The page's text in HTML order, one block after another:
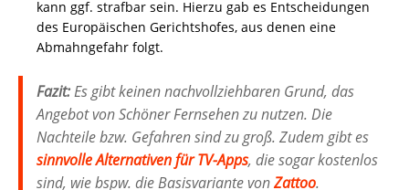
kann ggf. strafbar sein. Hierzu gab es Entscheidungen
des Europäischen Gerichtshofes, aus denen eine
Abmahngefahr folgt.
Fazit:Es gibt keinen nachvollziehbaren Grund, das
Angebot von Schöner Fernsehen zu nutzen. Die
Nachteile bzw. Gefahren sind zu groß. Zudem gibt es
sinnvolle Alternativen für TV-Apps, die sogar kostenlos
sind, wie bspw. die Basisvariante vonZattoo.